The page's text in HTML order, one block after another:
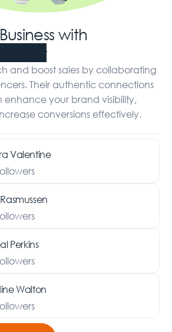
with
and boost sales by collaborating
Their authentic connections
enhance your brand visibility,
conversions effectively.
Valentine
Perkins
Walton